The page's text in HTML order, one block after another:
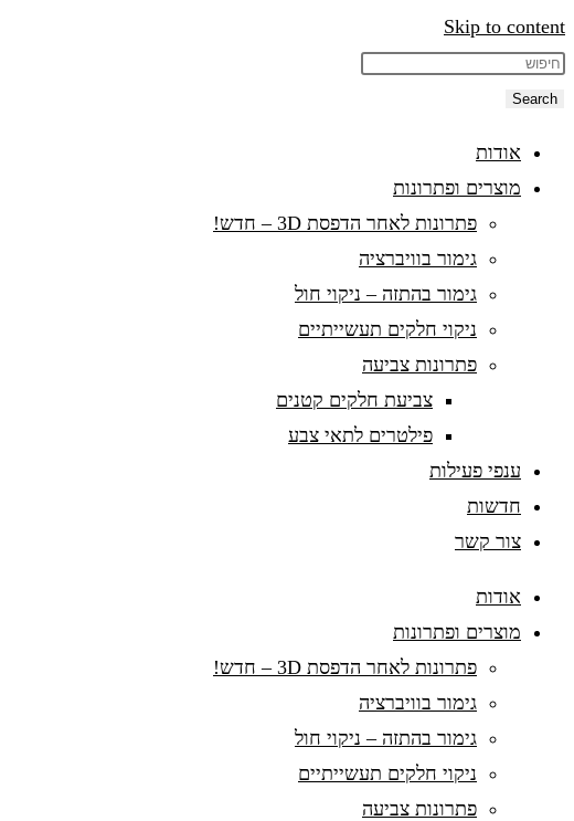
Skip to content
Search
אודות
מוצרים ופתרונות
פתרונות לאחר הדפסת 3D – חדש!
גימור בוויברציה
גימור בהתזה – ניקוי חול
ניקוי חלקים תעשייתיים
פתרונות צביעה
צביעת חלקים קטנים
פילטרים לתאי צבע
ענפי פעילות
חדשות
צור קשר
אודות
מוצרים ופתרונות
פתרונות לאחר הדפסת 3D – חדש!
גימור בוויברציה
גימור בהתזה – ניקוי חול
ניקוי חלקים תעשייתיים
פתרונות צביעה